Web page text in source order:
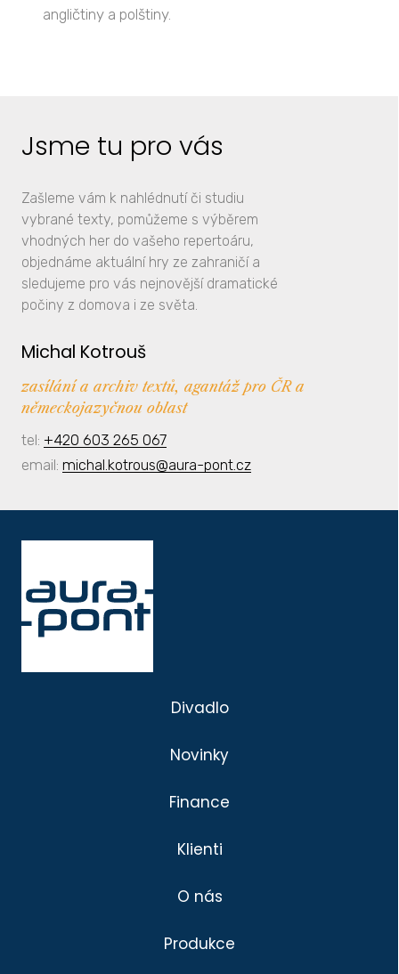
angličtiny a polštiny.
Jsme tu pro vás
Zašleme vám k nahlédnutí či studiu
vybrané texty, pomůžeme s výběrem
vhodných her do vašeho repertoáru,
objednáme aktuální hry ze zahraničí a
sledujeme pro vás nejnovější dramatické
počiny z domova i ze světa.
Michal Kotrouš
zasílání a archiv textů, agantáž pro ČR a
německojazyčnou oblast
tel: +420 603 265 067
email: michal.kotrous@aura-pont.cz
Divadlo
Novinky
Finance
Klienti
O nás
Produkce